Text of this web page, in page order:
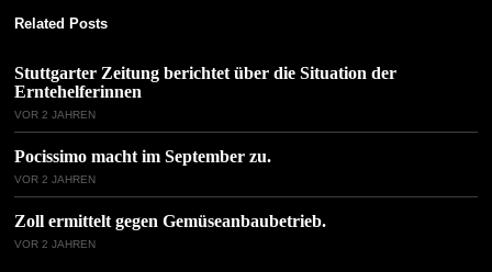
Related Posts
Stuttgarter Zeitung berichtet über die Situation der
Erntehelferinnen
VOR 2 JAHREN
Pocissimo macht im September zu.
VOR 2 JAHREN
Zoll ermittelt gegen Gemüseanbaubetrieb.
VOR 2 JAHREN